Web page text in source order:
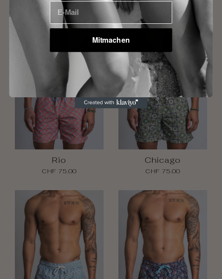
Rio
CHF 75.00
Chicago
CHF 75.00
E-Mail
Mitmachen